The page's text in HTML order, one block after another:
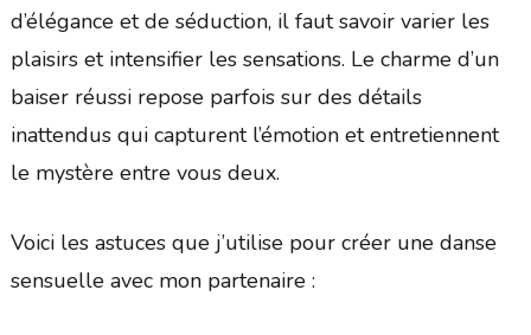
d’élégance et de séduction, il faut savoir varier les
plaisirs et intensifier les sensations. Le charme d’un
baiser réussi repose parfois sur des détails
inattendus qui capturent l’émotion et entretiennent
le mystère entre vous deux.
Voici les astuces que j’utilise pour créer une danse
sensuelle avec mon partenaire :